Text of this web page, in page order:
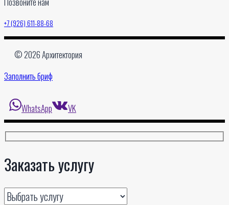
+7 (926) 611-88-68
© 2026 Архитектория
Заполнить бриф
WhatsApp VK
Заказать услугу